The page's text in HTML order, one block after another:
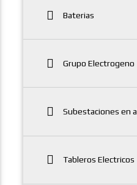
Baterias
Grupo Electrogeno
Subestaciones en
Tableros Electricos